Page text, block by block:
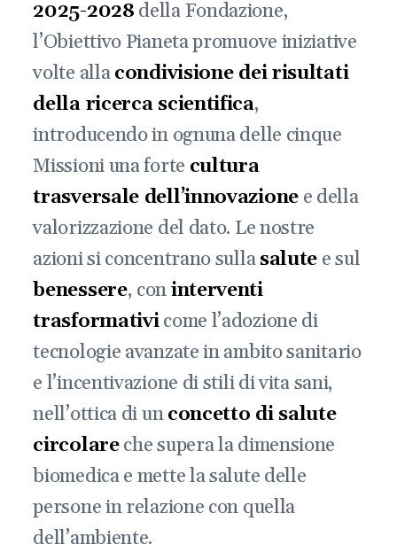
2025-2028 della Fondazione,
l’Obiettivo Pianeta promuove iniziative
volte allacondivisione dei risultati
della ricerca scientifica,
introducendo in ognuna delle cinque
Missioni una forte cultura
trasversale dell’innovazionee della
valorizzazione del dato. Le nostre
azioni si concentrano sullasalute e sul
benessere, coninterventi
trasformativicome l’adozione di
tecnologie avanzate in ambito sanitario
e l’incentivazione di stili di vita sani,
nell’ottica di unconcetto di salute
circolareche supera la dimensione
biomedica e mette la salute delle
persone in relazione con quella
dell’ambiente.